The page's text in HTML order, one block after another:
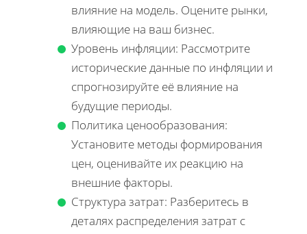
влияние на модель. Оцените рынки,
влияющие на ваш бизнес.
Уровень инфляции: Рассмотрите
исторические данные по инфляции и
спрогнозируйте её влияние на
будущие периоды.
Политика ценообразования:
Установите методы формирования
цен, оценивайте их реакцию на
внешние факторы.
Структура затрат: Разберитесь в
деталях распределения затрат с